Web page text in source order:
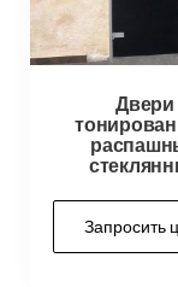
Двери